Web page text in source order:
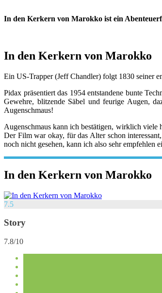
In den Kerkern von Marokko ist ein
In den Kerkern von Marokko
Ein US-Trapper (Jeff Chandler) folgt 1830 seiner
Pidax präsentiert das 1954 entstandene bunte
Gewehre, blitzende Säbel und feurige Augen,
Augenschmaus!
Augenschmaus kann ich bestätigen, wirklich viele
Der Film war okay, für das Alter schon
noch nicht gesehen, kann ich also sehr empfehlen
In den Kerkern von Marokko
7.5
Story
7.8/10